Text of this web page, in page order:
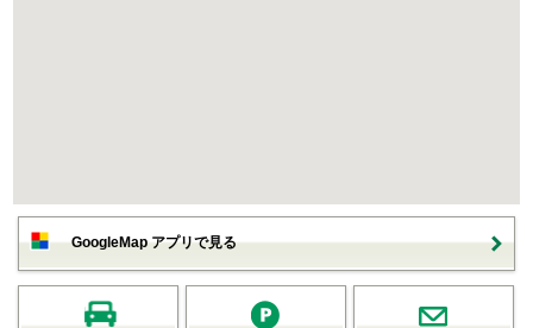
GoogleMap アプリで見る